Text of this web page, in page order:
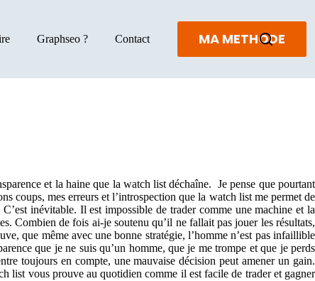
Graphseo ? Contact MA METHODE
et la haine que la watch list déchaîne. Je pense que pourtant
coups, mes erreurs et l’introspection que la watch list me permet de
inévitable. Il est impossible de trader comme une machine et la
Combien de fois ai-je soutenu qu’il ne fallait pas jouer les résultats,
que même avec une bonne stratégie, l’homme n’est pas infaillible
que je ne suis qu’un homme, que je me trompe et que je perds
toujours en compte, une mauvaise décision peut amener un gain.
list vous prouve au quotidien comme il est facile de trader et gagner